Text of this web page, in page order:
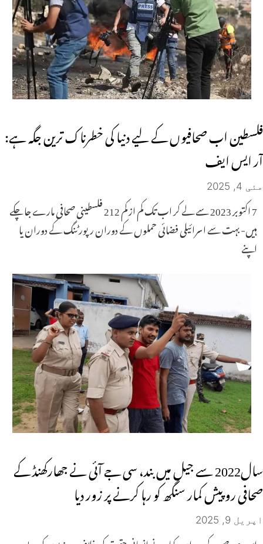
فلسطین اب صحافیوں کے لیے دنیا کی خطرناک ترین جگہ ہے:
آر ایس ایف
مئی 4, 2025
7 اکتوبر 2023 سے لے کر اب تک کم از کم 212 فلسطینی صحافی مارے جا چکے
ہیں- بہت سے اسرائیلی فضائی حملوں کے دوران رپورٹنگ کے دوران یا
اپنے
سال2022 سے جیل میں بند، سی جے آئی نے جھارکھنڈ کے
صحافی روپیش کمار سنگھ کو رہا کرنے پر زور دیا
اپریل 9, 2025